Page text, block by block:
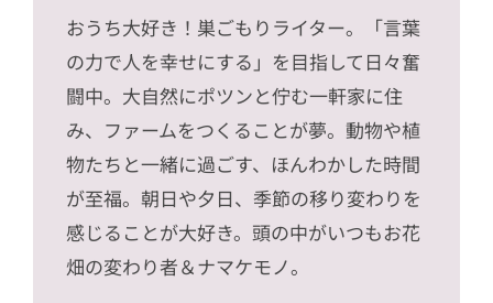
おうち大好き！巣ごもりライター。「言葉
の力で人を幸せにする」を目指して日々奮
闘中。大自然にポツンと佇む一軒家に住
み、ファームをつくることが夢。動物や植
物たちと一緒に過ごす、ほんわかした時間
が至福。朝日や夕日、季節の移り変わりを
感じることが大好き。頭の中がいつもお花
畑の変わり者＆ナマケモノ。